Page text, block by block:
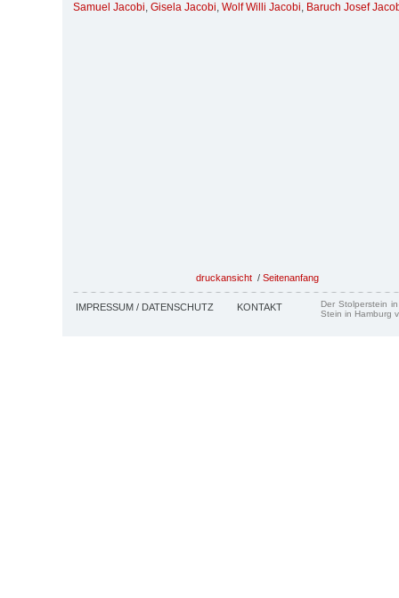
Samuel Jacobi, Gisela Jacobi, Wolf Willi Jacobi, Baruch Josef
druckansicht / Seitenanfang
IMPRESSUM / DATENSCHUTZ KONTAKT
Der Stolperstein
Stein in Hamburg